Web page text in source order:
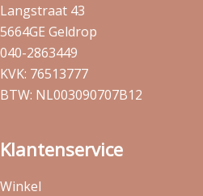
Langstraat 43
5664GE Geldrop
040-2863449
KVK: 76513777
BTW: NL003090707B12
Klantenservice
Winkel